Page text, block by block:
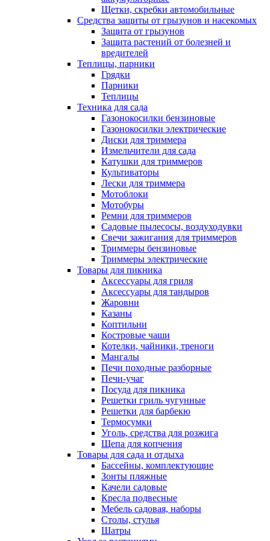
Щетки, скребки автомобильные
Средства защиты от грызунов и насекомых
Защита от грызунов
Защита растений от болезней и
вредителей
Теплицы, парники
Грядки
Парники
Теплицы
Техника для сада
Газонокосилки бензиновые
Газонокосилки электрические
Диски для триммера
Измельчители для сада
Катушки для триммеров
Культиваторы
Лески для триммера
Мотоблоки
Мотобуры
Ремни для триммеров
Садовые пылесосы, воздуходувки
Свечи зажигания для триммеров
Триммеры бензиновые
Триммеры электрические
Товары для пикника
Аксессуары для гриля
Аксессуары для тандыров
Жаровни
Казаны
Коптильни
Костровые чаши
Котелки, чайники, треноги
Мангалы
Печи походные разборные
Печи-учаг
Посуда для пикника
Решетки гриль чугунные
Решетки для барбекю
Термосумки
Уголь, средства для розжига
Щепа для копчения
Товары для сада и отдыха
Бассейны, комплектующие
Зонты пляжные
Качели садовые
Кресла подвесные
Мебель садовая, наборы
Столы, стулья
Шатры